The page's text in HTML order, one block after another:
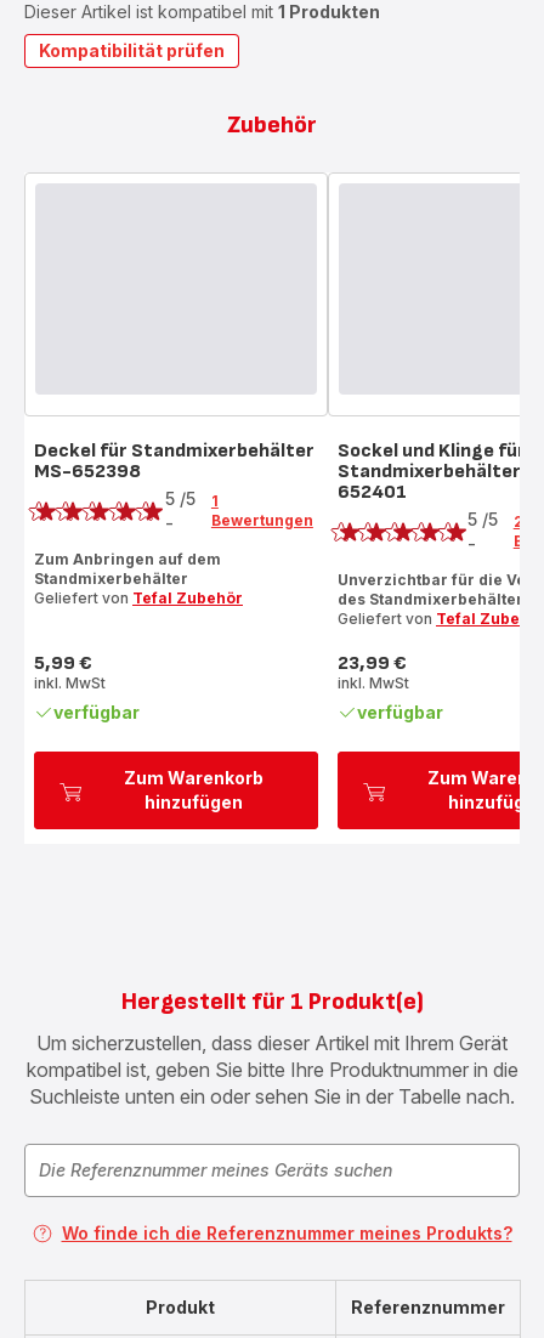
Dieser Artikel ist kompatibel mit 1 Produkten
Kompatibilität prüfen
Zubehör
Zum Warenkorb
hinzufügen
Deckel für Standmixerbehälter
MS-652398
Bewertung
mit
5
Sternen
5 /5
-
1
Bewertungen
Zum Anbringen auf dem
Standmixerbehälter
Geliefert von Tefal Zubehör
Preis
5,99 €
inkl. MwSt
verfügbar
Zum
Sockel und Klinge für
Standmixerbehälter
652401
Bewertung
mit
5
Sternen
5 /5
-
2
Unverzichtbar für die
des Standmixerbehälters
Geliefert von Tefal
Preis
23,99 €
inkl. MwSt
verfügbar
Hergestellt für 1 Produkt(e)
Um sicherzustellen, dass dieser Artikel mit Ihrem Gerät
kompatibel ist, geben Sie bitte Ihre Produktnummer in die
Suchleiste unten ein oder sehen Sie in der Tabelle nach.
Wo finde ich die Referenznummer meines Produkts?
Produkt Referenznummer